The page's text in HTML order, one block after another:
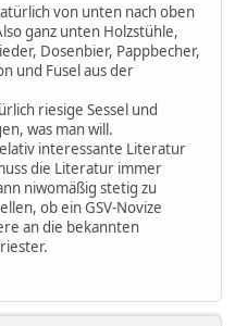
von unten nach oben
ganz unten Holzstühle,
Dosenbier, Pappbecher,
und Fusel aus der
riesige Sessel und
was man will.
interessante Literatur
die Literatur immer
niwomäßig stetig zu
ob ein GSV-Novize
an die bekannten